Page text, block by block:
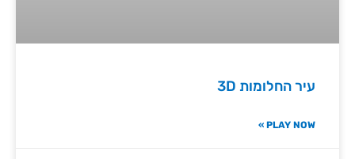
עיר החלומות 3D
PLAY NOW »